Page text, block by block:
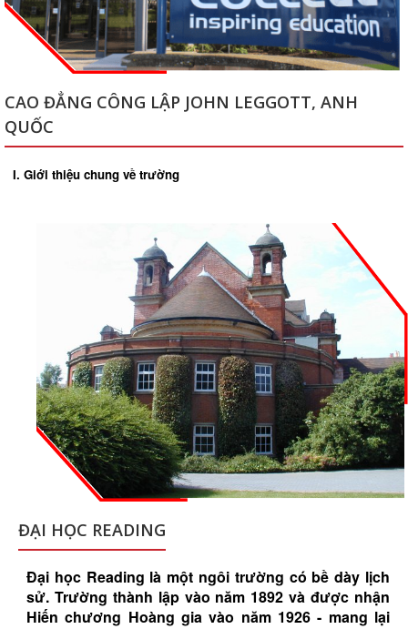
CAO ĐẲNG CÔNG LẬP JOHN LEGGOTT, ANH
QUỐC
I. Giới thiệu chung về trường
ĐẠI HỌC READING
Đại học Reading là một ngôi trường có bề dày lịch
sử. Trường thành lập vào năm 1892 và được nhận
Hiến chương Hoàng gia vào năm 1926 - mang lại